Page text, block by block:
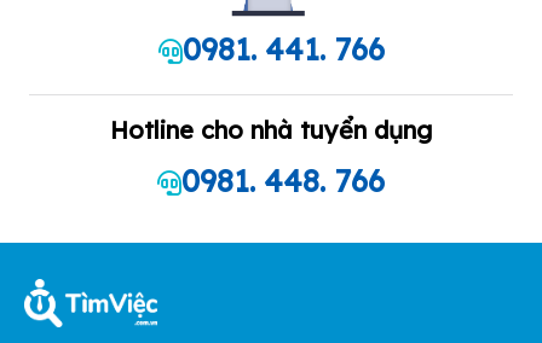
0981. 441. 766
Hotline cho nhà tuyển dụng
0981. 448. 766